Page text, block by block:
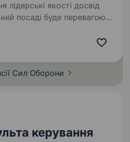
посаді буде перевагою
Сил Оборони
керування